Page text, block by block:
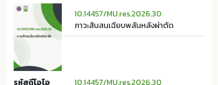
10.14457/MU.res.2026.30
ภาวะสับสนเฉียบพลันหลังผ่าตัด
รหัสดีโอไอ
10.14457/MU.res.2026.30